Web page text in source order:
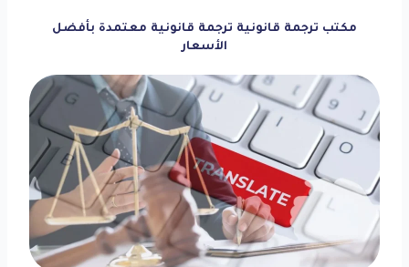
مكتب ترجمة قانونية ترجمة قانونية معتمدة بأفضل
الأسعار